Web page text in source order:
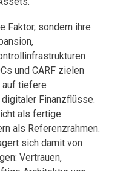
Faktor, sondern ihre
und CARF zielen
auf tiefere
Finanzflüsse.
als fertige
als Referenzrahmen.
sich damit von
Vertrauen,